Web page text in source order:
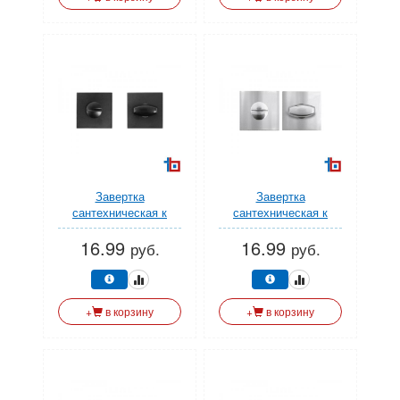
Завертка
сантехническая к
ручкам АЛЛЮР АРТ
BK-S2 BL(61150)
матовый черный (УЗК)
16.99 руб.
+ в корзину
Завертка
сантехническая к
ручкам АЛЛЮР АРТ
BK-S2 CP(6120) хром
(УЗК)
16.99 руб.
+ в корзину